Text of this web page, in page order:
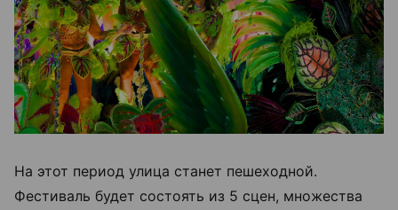
На этот период улица станет пешеходной.
Фестиваль будет состоять из 5 сцен, множества